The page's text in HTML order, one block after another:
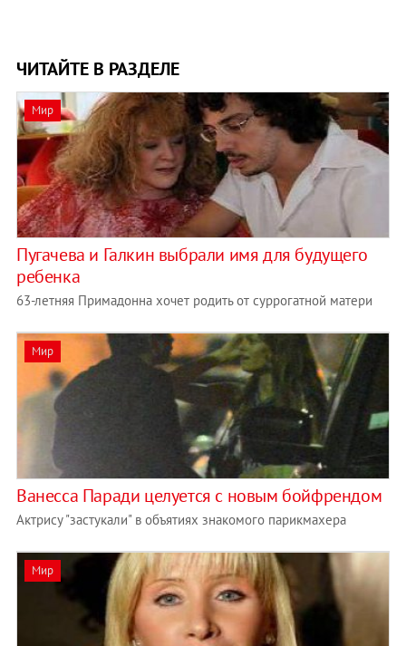
ЧИТАЙТЕ В РАЗДЕЛЕ
Мир
Пугачева и Галкин выбрали имя для будущего
ребенка
63-летняя Примадонна хочет родить от суррогатной матери
Мир
Ванесса Паради целуется с новым бойфрендом
Актрису "застукали" в объятиях знакомого парикмахера
Мир